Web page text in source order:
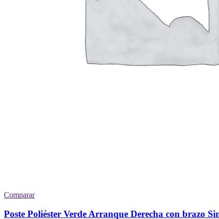
Comparar
Poste Poliéster Verde Arranque Derecha con brazo